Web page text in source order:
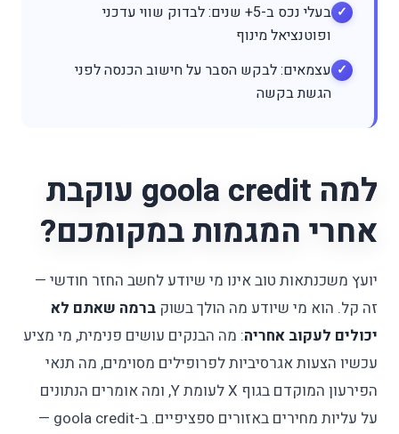
בעלי נכס ב-5+ שנים: לבדוק שווי עדכני
ופוטנציאל מינוף
עצמאים: לבקש הסבר על חישוב הכנסה לפני
הגשת בקשה
למה goola credit עוקבת
אחרי המגמות במקומכם?
יועץ משכנתאות טוב אינו מי שיודע לחשב החזר חודשי —
זה קל. הוא מי שיודע מה הולך בשוק ברמה שאתם לא
יכולים לעקוב אחריה: מה הבנקים עושים פנימית, מי מציע
עכשיו הצעות אגרסיביות לפרופילים מסוימים, מה תנאי
הפירעון המוקדם בגוף X לעומת Y, ומה אומרים הנתונים
על עליות מחירים באזורים ספציפיים. ב-goola credit —